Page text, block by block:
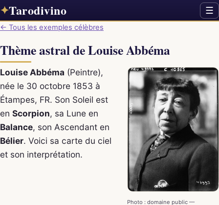
✦Tarodivino ☰
← Tous les exemples célèbres
Thème astral de Louise Abbéma
Photo : domaine public —
Louise Abbéma (Peintre),
née le 30 octobre 1853 à
Étampes, FR. Son Soleil est
en Scorpion, sa Lune en
Balance, son Ascendant en
Bélier. Voici sa carte du ciel
et son interprétation.